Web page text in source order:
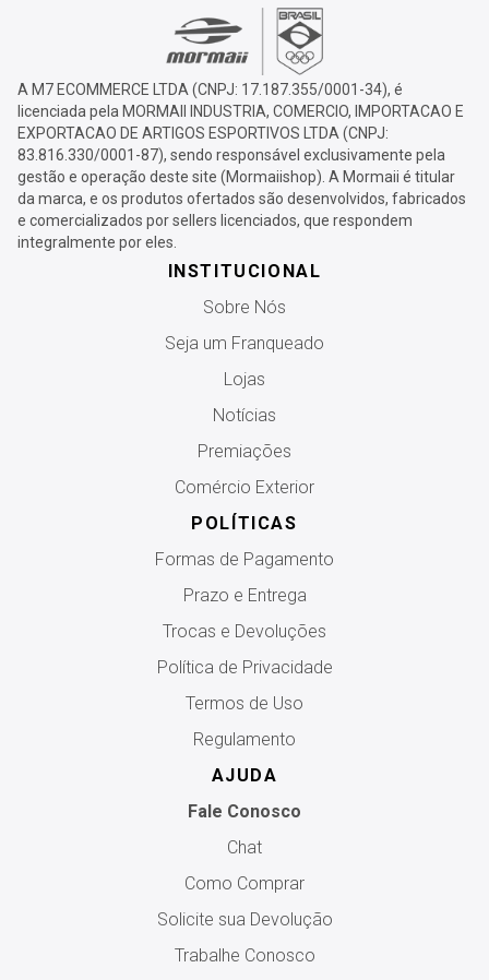
A M7 ECOMMERCE LTDA (CNPJ: 17.187.355/0001-34), é
licenciada pela MORMAII INDUSTRIA, COMERCIO, IMPORTACAO E
EXPORTACAO DE ARTIGOS ESPORTIVOS LTDA (CNPJ:
83.816.330/0001-87), sendo responsável exclusivamente pela
gestão e operação deste site (Mormaiishop). A Mormaii é titular
da marca, e os produtos ofertados são desenvolvidos, fabricados
e comercializados por sellers licenciados, que respondem
integralmente por eles.
INSTITUCIONAL
Sobre Nós
Seja um Franqueado
Lojas
Notícias
Premiações
Comércio Exterior
POLÍTICAS
Formas de Pagamento
Prazo e Entrega
Trocas e Devoluções
Política de Privacidade
Termos de Uso
Regulamento
AJUDA
Fale Conosco
Chat
Como Comprar
Solicite sua Devolução
Trabalhe Conosco